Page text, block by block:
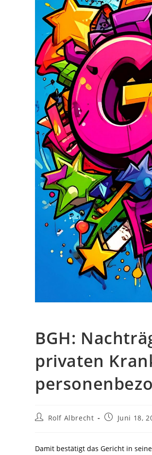
BGH:
privaten
Beitrags-
Rolf Albrecht
BeitragJuni 18,
Damit bestätigt das Gericht in